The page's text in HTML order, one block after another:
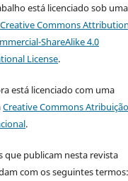
está licenciado sob uma
Creative Commons
ShareAlike 4.0
License.
está licenciado com uma
Creative Commons
.
que publicam nesta revista
com os seguintes termos: